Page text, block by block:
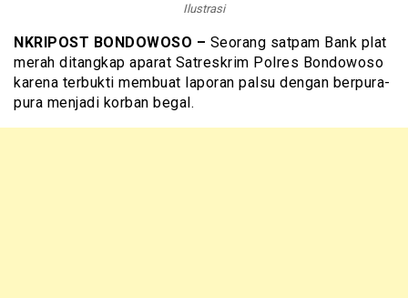
Ilustrasi
NKRIPOST BONDOWOSO – Seorang satpam Bank plat
merah ditangkap aparat Satreskrim Polres Bondowoso
karena terbukti membuat laporan palsu dengan berpura-
pura menjadi korban begal.